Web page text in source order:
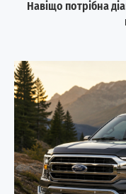
Навіщо потрібна